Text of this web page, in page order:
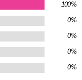
100%
0%
0%
0%
0%